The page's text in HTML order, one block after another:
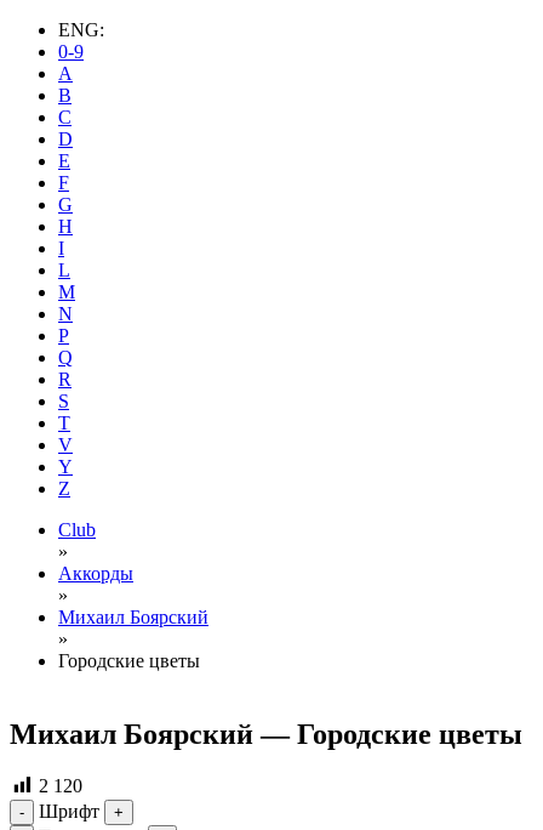
ENG:
0-9
A
B
C
D
E
F
G
H
I
L
M
N
P
Q
R
S
T
V
Y
Z
Club
»
Аккорды
»
Михаил Боярский
»
Городские цветы
Михаил Боярский — Городские цветы
2 120
- Шрифт
+